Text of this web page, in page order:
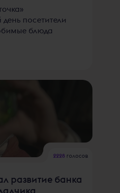
посетители
блюда
2228голосов
развитие банка